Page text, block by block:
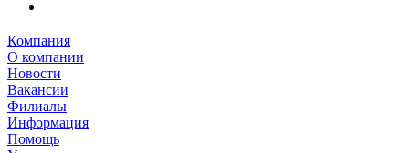
Компания
О компании
Новости
Вакансии
Филиалы
Информация
Помощь